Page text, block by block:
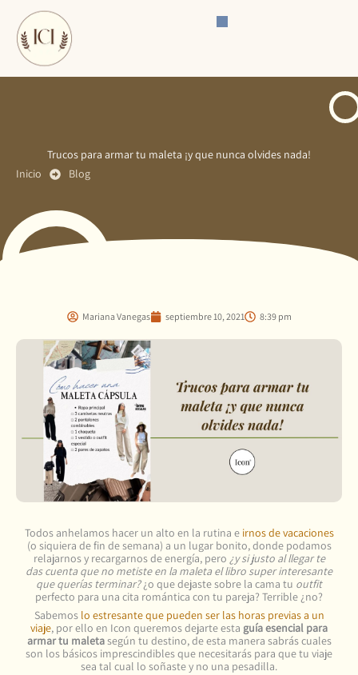
contenido
Trucos para armar tu maleta ¡y que nunca olvides nada!
Inicio
Blog
Mariana Vanegas septiembre 10, 2021 8:39 pm
Todos anhelamos hacer un alto en la rutina eirnos de vacaciones
(o siquiera de fin de semana) a un lugar bonito, donde podamos
relajarnos y recargarnos de energía, pero ¿y si justo al llegar te
das cuenta que no metiste en la maleta el libro super interesante
que querías terminar?¿o que dejaste sobre la cama tu outfit
perfecto para una cita romántica con tu pareja? Terrible ¿no?
Sabemos lo estresante que pueden ser las horas previas a un
viaje, por ello en Icon queremos dejarte esta guía esencial para
armar tu maletasegún tu destino, de esta manera sabrás cuales
son los básicos imprescindibles que necesitarás para que tu viaje
sea tal cual lo soñaste y no una pesadilla.